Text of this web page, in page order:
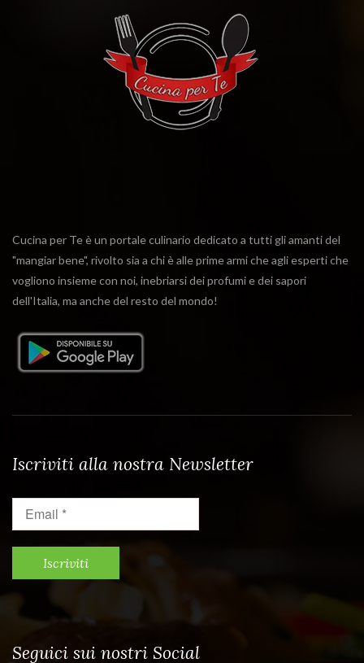
Cucina per Te è un portale culinario dedicato a tutti gli amanti del
"mangiar bene", rivolto sia a chi è alle prime armi che agli esperti che
vogliono insieme con noi, inebriarsi dei profumi e dei sapori
dell'Italia, ma anche del resto del mondo!
Iscriviti alla nostra Newsletter
Seguici sui nostri Social